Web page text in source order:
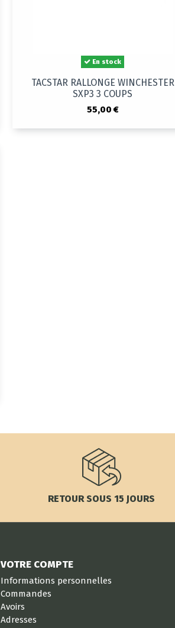
En stock
TACSTAR RALLONGE WINCHESTER
SXP3 3 COUPS
55,00 €
RETOUR SOUS 15 JOURS
VOTRE COMPTE
Informations personnelles
Commandes
Avoirs
Adresses